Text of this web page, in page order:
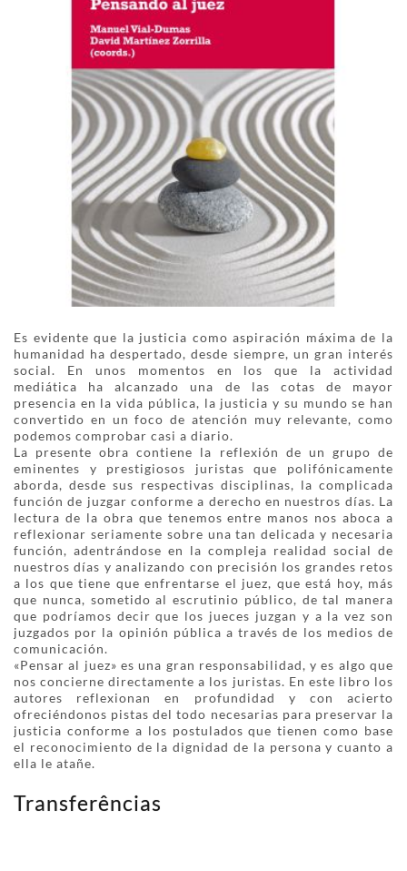
Es evidente que la justicia como aspiración máxima de la
humanidad ha despertado, desde siempre, un gran interés
social. En unos momentos en los que la actividad
mediática ha alcanzado una de las cotas de mayor
presencia en la vida pública, la justicia y su mundo se han
convertido en un foco de atención muy relevante, como
podemos comprobar casi a diario.
La presente obra contiene la reflexión de un grupo de
eminentes y prestigiosos juristas que polifónicamente
aborda, desde sus respectivas disciplinas, la complicada
función de juzgar conforme a derecho en nuestros días. La
lectura de la obra que tenemos entre manos nos aboca a
reflexionar seriamente sobre una tan delicada y necesaria
función, adentrándose en la compleja realidad social de
nuestros días y analizando con precisión los grandes retos
a los que tiene que enfrentarse el juez, que está hoy, más
que nunca, sometido al escrutinio público, de tal manera
que podríamos decir que los jueces juzgan y a la vez son
juzgados por la opinión pública a través de los medios de
comunicación.
«Pensar al juez» es una gran responsabilidad, y es algo que
nos concierne directamente a los juristas. En este libro los
autores reflexionan en profundidad y con acierto
ofreciéndonos pistas del todo necesarias para preservar la
justicia conforme a los postulados que tienen como base
el reconocimiento de la dignidad de la persona y cuanto a
ella le atañe.
Transferências